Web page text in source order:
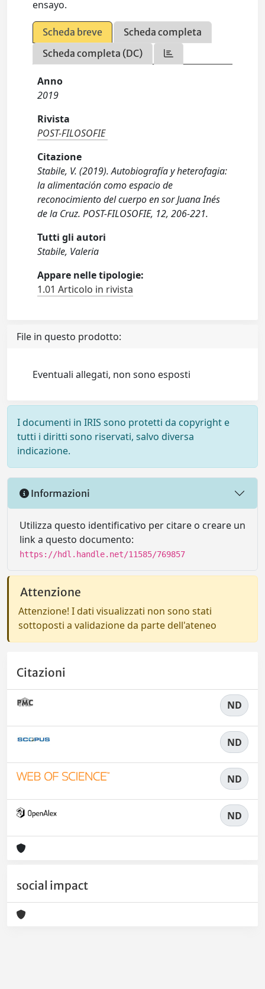
ensayo.
Scheda breve
Scheda completa
Scheda completa (DC)
Anno
2019
Rivista
POST-FILOSOFIE
Citazione
Stabile, V. (2019). Autobiografía y heterofagia:
la alimentación como espacio de
reconocimiento del cuerpo en sor Juana Inés
de la Cruz. POST-FILOSOFIE, 12, 206-221.
Tutti gli autori
Stabile, Valeria
Appare nelle tipologie:
1.01 Articolo in rivista
File in questo prodotto:
Eventuali allegati, non sono esposti
I documenti in IRIS sono protetti da copyright e
tutti i diritti sono riservati, salvo diversa
indicazione.
Informazioni
Utilizza questo identificativo per citare o creare un
link a questo documento:
https://hdl.handle.net/11585/769857
Attenzione
Attenzione! I dati visualizzati non sono stati
sottoposti a validazione da parte dell'ateneo
Citazioni
ND
ND
ND
ND
social impact